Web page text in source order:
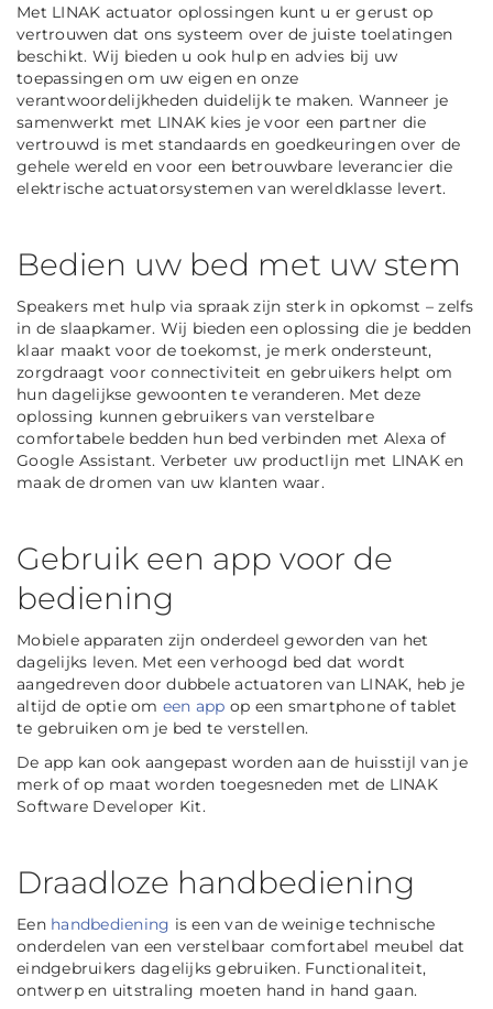
Met LINAK actuator oplossingen kunt u er gerust op
vertrouwen dat ons systeem over de juiste toelatingen
beschikt. Wij bieden u ook hulp en advies bij uw
toepassingen om uw eigen en onze
verantwoordelijkheden duidelijk te maken. Wanneer je
samenwerkt met LINAK kies je voor een partner die
vertrouwd is met standaards en goedkeuringen over de
gehele wereld en voor een betrouwbare leverancier die
elektrische actuatorsystemen van wereldklasse levert.
Bedien uw bed met uw stem
Speakers met hulp via spraak zijn sterk in opkomst – zelfs
in de slaapkamer. Wij bieden een oplossing die je bedden
klaar maakt voor de toekomst, je merk ondersteunt,
zorgdraagt voor connectiviteit en gebruikers helpt om
hun dagelijkse gewoonten te veranderen. Met deze
oplossing kunnen gebruikers van verstelbare
comfortabele bedden hun bed verbinden met Alexa of
Google Assistant. Verbeter uw productlijn met LINAK en
maak de dromen van uw klanten waar.
Gebruik een app voor de
bediening
Mobiele apparaten zijn onderdeel geworden van het
dagelijks leven. Met een verhoogd bed dat wordt
aangedreven door dubbele actuatoren van LINAK, heb je
altijd de optie om een app op een smartphone of tablet
te gebruiken om je bed te verstellen.
De app kan ook aangepast worden aan de huisstijl van je
merk of op maat worden toegesneden met de LINAK
Software Developer Kit.
Draadloze handbediening
Een handbediening is een van de weinige technische
onderdelen van een verstelbaar comfortabel meubel dat
eindgebruikers dagelijks gebruiken. Functionaliteit,
ontwerp en uitstraling moeten hand in hand gaan.